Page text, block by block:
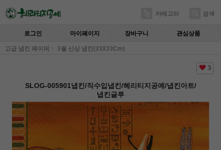
카테고리 검색
로그인 마이페이지 장바구니 관심상품
고급 냅킨 페이퍼 3월 신상 냅킨(33X33Cm)
3
SLOG-005901냅킨/직수입냅킨/헤리티지공예/냅킨아트/
냅킨글루